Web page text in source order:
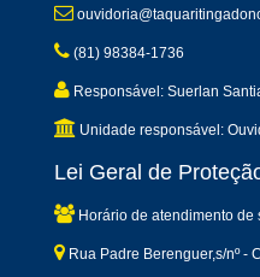
(81) 98384-1736
Responsável: Suerlan
Unidade responsável:
Lei Geral de
Horário de atendimento de
Rua Padre Berenguer,s/nº -